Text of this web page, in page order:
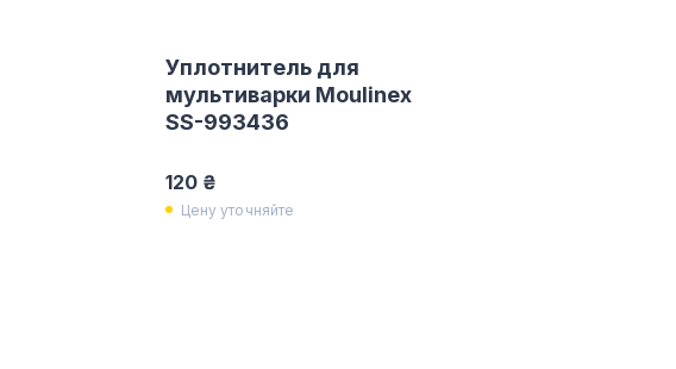
Уплотнитель для
мультиварки Moulinex
SS-993436
120 ₴
Цену уточняйте